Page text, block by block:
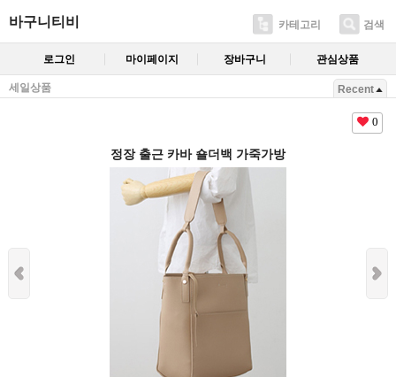
바구니티비 카테고리 검색
로그인 마이페이지 장바구니 관심상품
세일상품 Recent
0
정장 출근 카바 숄더백 가죽가방